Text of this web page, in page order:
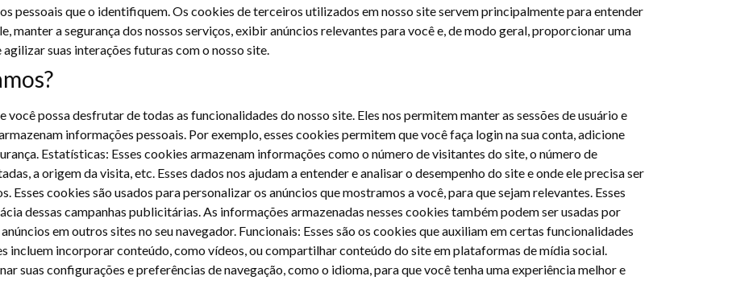
pessoais que o identifiquem. Os cookies de terceiros utilizados em nosso site servem principalmente para entender
manter a segurança dos nossos serviços, exibir anúncios relevantes para você e, de modo geral, proporcionar uma
suas interações futuras com o nosso site.
você possa desfrutar de todas as funcionalidades do nosso site. Eles nos permitem manter as sessões de usuário e
informações pessoais. Por exemplo, esses cookies permitem que você faça login na sua conta, adicione
Estatísticas: Esses cookies armazenam informações como o número de visitantes do site, o número de
a origem da visita, etc. Esses dados nos ajudam a entender e analisar o desempenho do site e onde ele precisa ser
cookies são usados ​​para personalizar os anúncios que mostramos a você, para que sejam relevantes. Esses
dessas campanhas publicitárias. As informações armazenadas nesses cookies também podem ser usadas por
em outros sites no seu navegador. Funcionais: Esses são os cookies que auxiliam em certas funcionalidades
incluem incorporar conteúdo, como vídeos, ou compartilhar conteúdo do site em plataformas de mídia social.
suas configurações e preferências de navegação, como o idioma, para que você tenha uma experiência melhor e